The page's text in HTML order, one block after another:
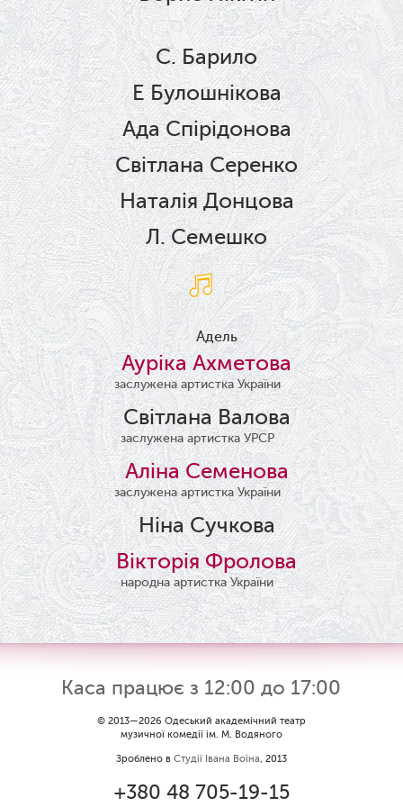
С. Барило
Е Булошнікова
Ада Спірідонова
Світлана Серенко
Наталія Донцова
Л. Семешко
Адель
Ауріка Ахметова
заслужена артистка України
Світлана Валова
заслужена артистка УРСР
Аліна Семенова
заслужена артистка України
Ніна Сучкова
Вікторія Фролова
народна артистка України
Каса працює з 12:00 до 17:00
© 2013—2026 Одеський академічний театр
музичної комедії ім. М. Водяного
Зроблено в Студії Івана Воїна, 2013
+380 48 705-19-15